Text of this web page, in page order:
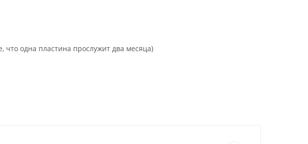
что одна пластина прослужит два месяца)